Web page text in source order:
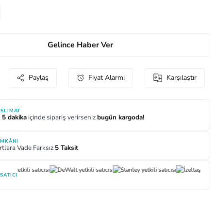
Gelince Haber Ver
Paylaş Fiyat Alarmı Karşılaştır
dakika içinde sipariş verirsenizbugün kargoda!
Vade Farksız 5 Taksit